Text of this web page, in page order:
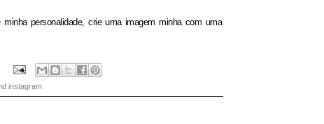
personalidade, crie uma imagem minha com uma
instagram